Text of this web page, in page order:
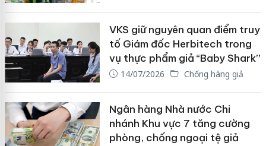
VKS giữ nguyên quan điểm truy
tố Giám đốc Herbitech trong
vụ thực phẩm giả “Baby Shark”
14/07/2026 Chống hàng giả
Ngân hàng Nhà nước Chi
nhánh Khu vực 7 tăng cường
phòng, chống ngoại tệ giả